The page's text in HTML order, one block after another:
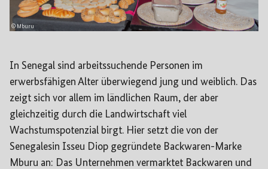
© Mburu
In Senegal sind arbeitssuchende Personen im
erwerbsfähigen Alter überwiegend jung und weiblich. Das
zeigt sich vor allem im ländlichen Raum, der aber
gleichzeitig durch die Landwirtschaft viel
Wachstumspotenzial birgt. Hier setzt die von der
Senegalesin Isseu Diop gegründete Backwaren-Marke
Mburu an: Das Unternehmen vermarktet Backwaren und